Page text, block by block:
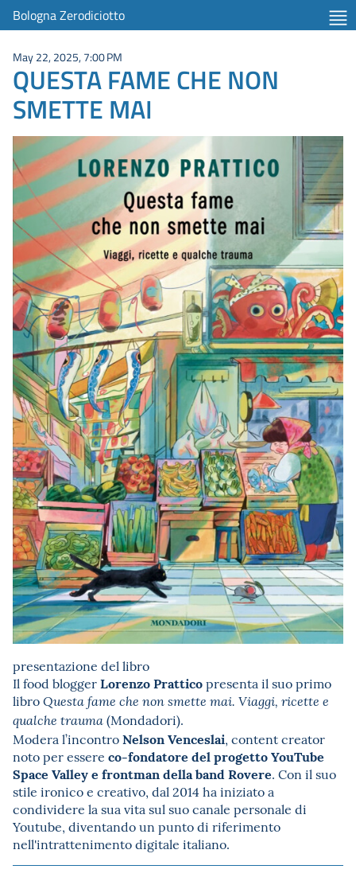
Bologna Zerodiciotto
May 22, 2025, 7:00 PM
QUESTA FAME CHE NON
SMETTE MAI
presentazione del libro
Il food bloggerLorenzo Pratticopresenta il suo primo
libroQuesta fame che non smette mai. Viaggi, ricette e
qualche trauma(Mondadori).
Modera l’incontroNelson Venceslai, content creator
noto per essere co-fondatore del progetto YouTube
Space Valley e frontman della band Rovere. Con il suo
stile ironico e creativo, dal 2014 ha iniziato a
condividere la sua vita sul suo canale personale di
Youtube, diventando un punto di riferimento
nell'intrattenimento digitale italiano.